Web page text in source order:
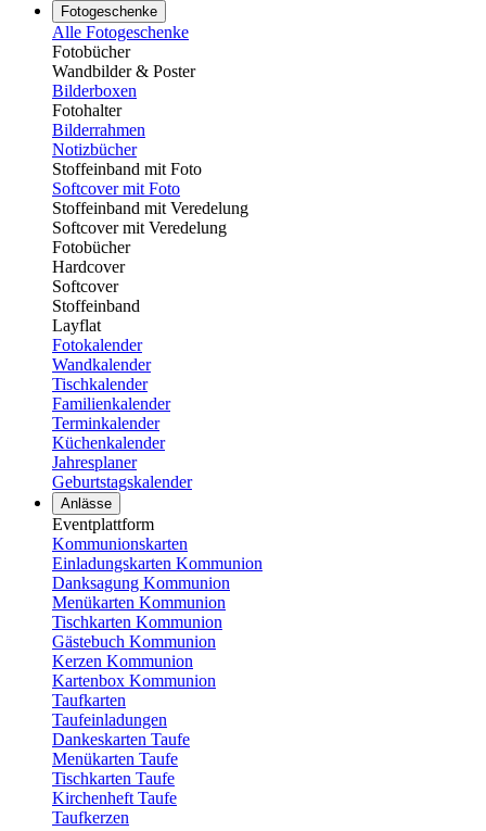
Fotogeschenke
Alle Fotogeschenke
Fotobücher
Wandbilder & Poster
Bilderboxen
Fotohalter
Bilderrahmen
Notizbücher
Stoffeinband mit Foto
Softcover mit Foto
Stoffeinband mit Veredelung
Softcover mit Veredelung
Fotobücher
Hardcover
Softcover
Stoffeinband
Layflat
Fotokalender
Wandkalender
Tischkalender
Familienkalender
Terminkalender
Küchenkalender
Jahresplaner
Geburtstagskalender
Anlässe
Eventplattform
Kommunionskarten
Einladungskarten Kommunion
Danksagung Kommunion
Menükarten Kommunion
Tischkarten Kommunion
Gästebuch Kommunion
Kerzen Kommunion
Kartenbox Kommunion
Taufkarten
Taufeinladungen
Dankeskarten Taufe
Menükarten Taufe
Tischkarten Taufe
Kirchenheft Taufe
Taufkerzen